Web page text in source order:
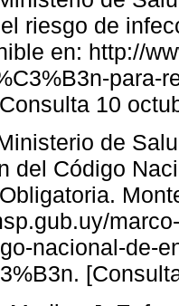
riesgo de
en: http://
para-
10
de
del Código
nacional-de-